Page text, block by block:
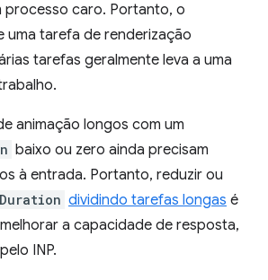
processo caro. Portanto, o
uma tarefa de renderização
tarefas geralmente leva a uma
animação longos com um
baixo ou zero ainda precisam
à entrada. Portanto, reduzir ou
dividindo tarefas longas é
a capacidade de resposta,
INP.